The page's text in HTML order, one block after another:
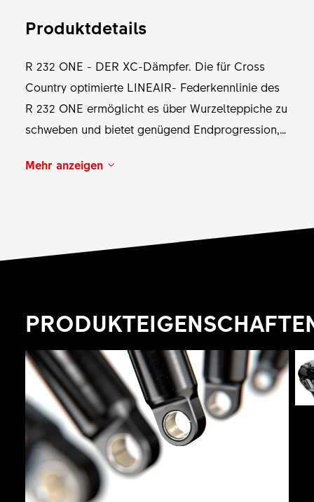
Produktdetails
R 232 ONE - DER XC-Dämpfer. Die für Cross
Country optimierte LINEAIR- Federkennlinie des
R 232 ONE ermöglicht es über Wurzelteppiche zu
schweben und bietet genügend Endprogression,
auf der Rennstrecke kontrolliert zu nehmen. Die
Druckstufendämpfung: LOCK für Sprints auf
ebenem Gelände, DRIVE für technische
Mehr anzeigen